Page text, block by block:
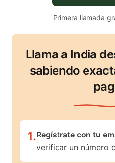
Primera llamada
Llama a India
sabiendo
1.Regístrate con tu
verificar un número